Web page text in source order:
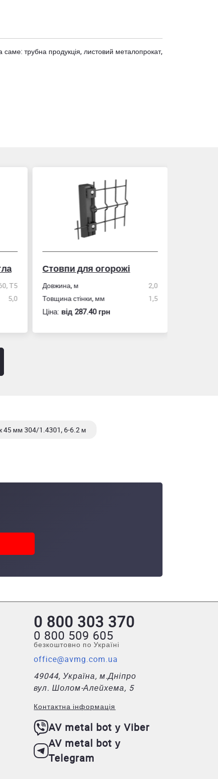
трубна продукція, листовий металопрокат,
Т5
5,0
Стовпи для огорожі
Довжина, м
2,0
Товщина стінки, мм
1,5
Ціна:вiд 287.40 грн
45 мм 304/1.4301, 6-6.2 м
0 800 303 370
0 800 509 605
безкоштовно по Україні
office@avmg.com.ua
49044, Україна, м.Дніпро
вул. Шолом-Алейхема, 5
Контактна інформація
AV metal bot у Viber
AV metal bot у
Telegram